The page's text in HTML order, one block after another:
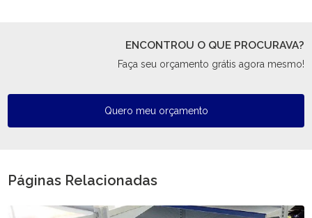
ENCONTROU O QUE PROCURAVA?
Faça seu orçamento grátis agora mesmo!
Quero meu orçamento
Páginas Relacionadas